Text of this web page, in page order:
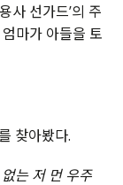
사 선가드’의 주
마가 아들을 토
찾아봤다.
는 저 먼 우주